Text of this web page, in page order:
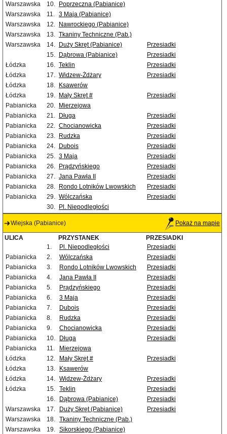
Warszawska
10.
Poprzeczna (Pabianice)
Warszawska
11. 3 Maja (Pabianice)
Warszawska
12.
Nawrockiego (Pabianice)
Warszawska
13. Tkaniny Techniczne (Pab.)
Warszawska
14. Duży Skręt (Pabianice)
Przesiadki
15.
Dąbrowa (Pabianice)
Przesiadki
Łódzka
16. Teklin
Przesiadki
Łódzka
17. Widzew-Żdżary
Przesiadki
Łódzka
18.
Ksawerów
Łódzka
19. Mały Skręt #
Przesiadki
Pabianicka
20.
Mierzejowa
Pabianicka
21. Długa
Przesiadki
Pabianicka
22. Chocianowicka
Przesiadki
Pabianicka
23. Rudzka
Przesiadki
Pabianicka
24. Dubois
Przesiadki
Pabianicka
25. 3 Maja
Przesiadki
Pabianicka
26. Prądzyńskiego
Przesiadki
Pabianicka
27. Jana Pawła II
Przesiadki
Pabianicka
28. Rondo Lotników Lwowskich
Przesiadki
Pabianicka
29. Wólczańska
Przesiadki
30.
Pl. Niepodległości
Wiejska (Pabianice) Pokaż na mapie
ULICA PRZYSTANEK
PRZESIADKI
1.
Pl. Niepodległości
Przesiadki
Pabianicka
2. Wólczańska
Przesiadki
Pabianicka
3. Rondo Lotników Lwowskich
Przesiadki
Pabianicka
4. Jana Pawła II
Przesiadki
Pabianicka
5. Prądzyńskiego
Przesiadki
Pabianicka
6. 3 Maja
Przesiadki
Pabianicka
7. Dubois
Przesiadki
Pabianicka
8. Rudzka
Przesiadki
Pabianicka
9. Chocianowicka
Przesiadki
Pabianicka
10. Długa
Przesiadki
Pabianicka
11.
Mierzejowa
Łódzka
12. Mały Skręt #
Przesiadki
Łódzka
13.
Ksawerów
Łódzka
14. Widzew-Żdżary
Przesiadki
Łódzka
15. Teklin
Przesiadki
16.
Dąbrowa (Pabianice)
Przesiadki
Warszawska
17. Duży Skręt (Pabianice)
Przesiadki
Warszawska
18. Tkaniny Techniczne (Pab.)
Warszawska
19. Sikorskiego (Pabianice)